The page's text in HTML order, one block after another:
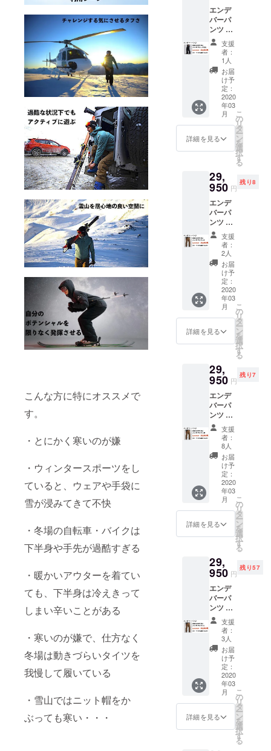
こんな方に特にオススメで
す。
・とにかく寒いのが嫌
・ウィンタースポーツをし
ていると、ウェアや手袋に
雪が浸みてきて不快
・冬場の自転車・バイクは
下半身や手先が過酷すぎる
・暖かいアウターを着てい
ても、下半身は冷えきって
しまい辛いことがある
・寒いのが嫌で、仕方なく
冬場は動きづらいタイツを
我慢して履いている
・雪山ではニット帽をか
ぶっても寒い・・・
さい。
・受け
取らな
かった
・入力
した住
所に誤
りが
あった
・住所
変更を
プロ
ト実行
者へ連
了承く
ださ
い。 ※
以下の
ような
支援者
様都合
により
再配送
または
転送と
なった
際は、
着払い
ので、
予めご
さい。
・受け
取らな
かった
・入力
した住
所に誤
りが
あった
・住所
変更を
プロ
ト実行
者へ連
消費税
込みで
す ※配
送時
期：
2020年
3月末予
部のデ
ザイ
ン、仕
様につ
きまし
ては予
合がご
ざいま
了承く
ださ
い。 ※
以下の
ような
支援者
様都合
により
再配送
または
転送と
なった
際は、
着払い
ので、
予めご
さい。
・受け
取らな
かった
・入力
した住
所に誤
りが
あった
・住所
変更を
プロ
ト実行
者へ連
エンデ
バーパ
ンツ ×
１着 メ
ンズブ
ラック
2XLサ
イズ サ
イズ表
をご確
認の
上、お
選びい
ただき
ますよ
しま
す。 ※
価格は
送料・
消費税
込みで
す ※配
送時
期：
2020年
3月末予
部のデ
ザイ
ン、仕
様につ
きまし
なる場
合がご
す。ご
了承く
ださ
い。 ※
以下の
ような
支援者
様都合
により
再配送
または
転送と
なった
際は、
ります
ので、
了承下
さい。
・受け
取らな
かった
・入力
した住
所に誤
りが
あった
・住所
変更を
ジェク
ト実行
支援
者：
1人
お届
け予
定：
2020
年03
月
詳細を見る
こ
の
リ
タ
ー
ン
を
選
択
す
る
29,
950 円
残り8
エンデ
バーパ
ンツ ×
１着 メ
ンズブ
ラウン
Sサイズ
サイズ
表をご
確認の
上、お
選びい
ただき
ますよ
うお願
す。 ※
価格は
送料・
消費税
込みで
す ※配
送時
期：
2020年
3月末予
部のデ
ザイ
ン、仕
様につ
きまし
ては予
合がご
ざいま
了承く
ださ
い。 ※
以下の
ような
支援者
様都合
により
再配送
または
転送と
なった
際は、
着払い
支援
者：
2人
お届
け予
定：
2020
年03
月
詳細を見る
こ
の
リ
タ
ー
ン
を
選
択
す
る
29,
950 円
残り7
エンデ
バーパ
ンツ ×
１着 メ
ンズブ
ラウン
Mサイ
ズ サイ
ズ表を
ご確認
の上、
お選び
いただ
きます
ようお
す。 ※
価格は
送料・
消費税
込みで
す ※配
送時
期：
2020年
3月末予
部のデ
ザイ
ン、仕
様につ
きまし
ては予
支援
者：
8人
お届
け予
定：
2020
年03
月
詳細を見る
こ
の
リ
タ
ー
ン
を
選
択
す
る
29,
950 円
残り57
エンデ
バーパ
ンツ ×
１着 メ
ンズブ
ラウン
Lサイズ
サイズ
表をご
確認の
上、お
選びい
ただき
ますよ
うお願
支援
者：
3人
お届
け予
定：
2020
年03
月
詳細を見る
こ
の
リ
タ
ー
ン
を
選
択
す
る